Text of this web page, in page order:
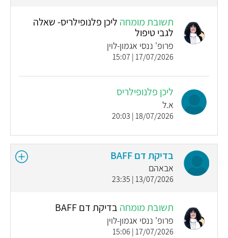
תשובת מומחה ליכן פלנופילריס- שאלה
לגבי טיפול
פרופ' ננסי אגמון-לוין
17/07/2026 | 15:07
ליכן פלנופילריס
א.ל
18/07/2026 | 20:03
בדיקת דם BAFF
אבאהם
13/07/2026 | 23:35
תשובת מומחה בדיקת דם BAFF
פרופ' ננסי אגמון-לוין
17/07/2026 | 15:06